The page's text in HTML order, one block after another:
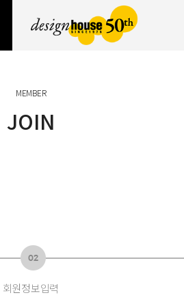
MEMBER
JOIN
회원정보입력